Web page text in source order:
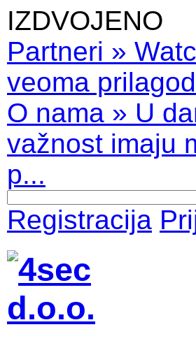
IZDVOJENO
Partneri »
veoma
O nama » U
važnost imaju
p...
Registracija